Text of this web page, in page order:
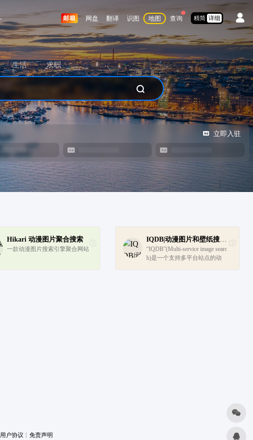
邮箱 网盘 翻译 识图 地图 查询 精简 详细
生活 求职
立即入驻
Hikari 动漫图片聚合搜索
一款动漫图片搜索引擎聚合网站
“IQDB”(Multi-service image searc
h)是一个支持多平台站点的动
用户协议 ╎ 免责声明